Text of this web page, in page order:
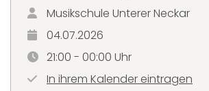
Musikschule Unterer Neckar
04.07.2026
21:00 - 00:00 Uhr
In ihrem Kalender eintragen